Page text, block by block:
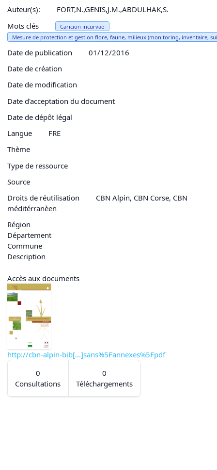
Auteur(s):
FORT,N.,GENIS,J.M.,ABDULHAK,S.
Mots clés
Caricion incurvae
Mesure de protection et gestionflore,faune, milieux (monitoring, inventaire,
Date de publication
01/12/2016
Date de création
Date de modification
Date d'acceptation du document
Date de dépôt légal
Langue
FRE
Thème
Type de ressource
Source
Droits de réutilisation
CBN Alpin, CBN Corse, CBN
méditérranèen
Région
Département
Commune
Description
Accès aux documents
http://cbn-alpin-bib[...]sans%5Fannexes%5Fpdf
0
Consultations
0
Téléchargements